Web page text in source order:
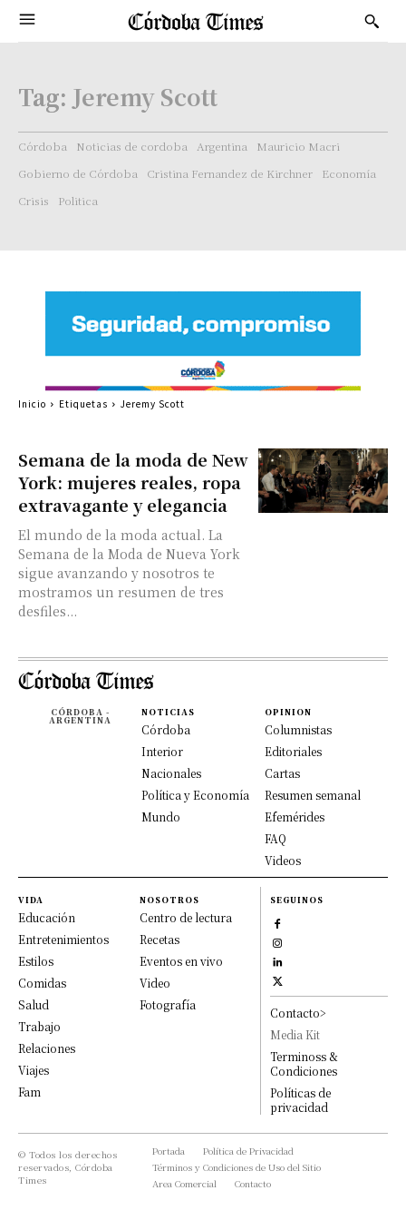
Tag: Jeremy Scott
Córdoba Noticias de cordoba Argentina
Mauricio Macri
Gobierno de Córdoba
Cristina Fernandez de Kirchner
Economía
Crisis
Politica
Semana de la moda de New
York: mujeres reales, ropa
extravagante y elegancia
El mundo de la moda actual. La
Semana de la Moda de Nueva York
sigue avanzando y nosotros te
mostramos un resumen de tres
desfiles...
Inicio Etiquetas Jeremy Scott
CÓRDOBA -
ARGENTINA
NOTICIAS
Córdoba
Interior
Nacionales
Política y Economía
Mundo
OPINION
Columnistas
Editoriales
Cartas
Resumen semanal
Efemérides
FAQ
Videos
VIDA
Educación
Entretenimientos
Estilos
Comidas
Salud
Trabajo
Relaciones
Viajes
Fam
NOSOTROS
Centro de lectura
Recetas
Eventos en vivo
Video
Fotografía
SEGUINOS
Contacto>
Media Kit
Terminoss &
Condiciones
Políticas de
privacidad
© Todos los derechos
reservados, Córdoba
Times
Portada
Política de Privacidad
Términos y Condiciones de Uso del Sitio
Area Comercial
Contacto